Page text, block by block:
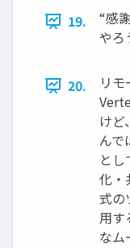
19.
“感
やろ
20.
リ
け
んで
と
化・
式の
用す
なム